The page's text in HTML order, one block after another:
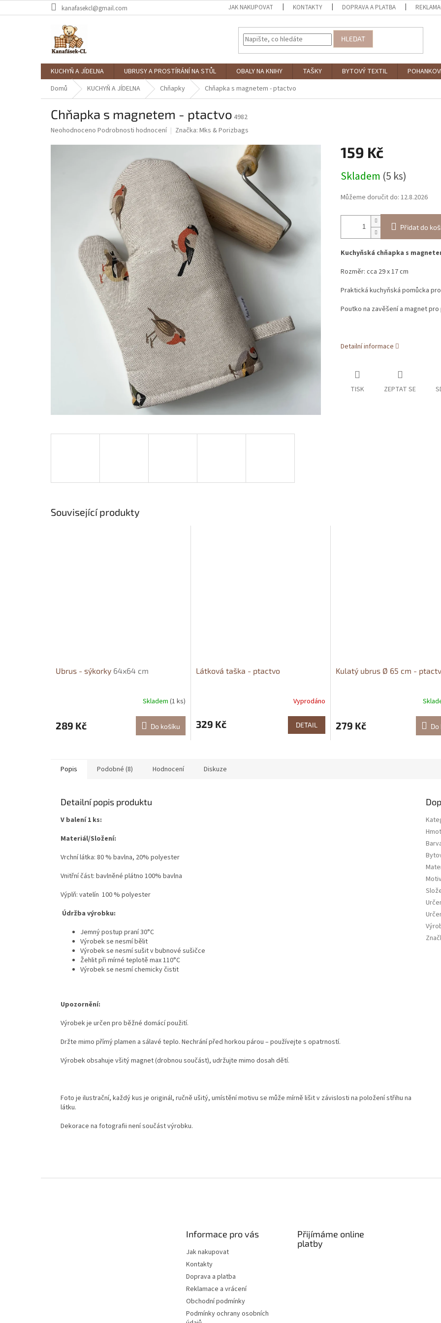
na
kanafasekcl@gmail.com JAK NAKUPOVAT KONTAKTY DOPRAVA A PLATBA
HLEDAT
KUCHYŇ A JÍDELNA UBRUSY A PROSTÍRÁNÍ NA STŮL OBALY NA KNIHY TAŠKY BYTOVÝ TEXTIL
Domů
KUCHYŇ A JÍDELNA Chňapky Chňapka s magnetem - ptactvo
Chňapka s magnetem - ptactvo 4982
Průměrné
Neohodnoceno Podrobnosti hodnocení Značka: Mks & Porizbags
159 Kč
cena:
Skladem (5 ks)
Můžeme doručit do: 12.8.2026
Přidat do
Kuchyňská chňapka s
Rozměr: cca 29 x 17 cm
Praktická kuchyňská pomůcka
Poutko na zavěšení a magnet
Detailní informace
TISK ZEPTAT SE
Související produkty
Ubrus - sýkorky 64x64 cm
Skladem (1 ks)
289 Kč Do košíku
Látková taška - ptactvo
Vyprodáno
329 Kč DETAIL
Kulatý ubrus Ø 65 cm -
279 Kč Do
Popis Podobné (8) Hodnocení Diskuze
Detailní popis produktu
V balení 1 ks:
Materiál/Složení:
Vrchní látka: 80 % bavlna, 20% polyester
Vnitřní část: bavlněné plátno 100% bavlna
Výplň: vatelín 100 % polyester
Údržba výrobku:
Jemný postup praní 30°C
Výrobek se nesmí bělit
Výrobek se nesmí sušit v bubnové sušičce
Žehlit při mírné teplotě max 110°C
Výrobek se nesmí chemicky čistit
Upozornění:
Výrobek je určen pro běžné domácí použití.
Držte mimo přímý plamen a sálavé teplo. Nechrání před horkou párou – používejte s opatrností.
Výrobek obsahuje všitý magnet (drobnou součást), udržujte mimo dosah dětí.
Foto je ilustrační, každý kus je originál, ručně ušitý, umístění motivu se může mírně lišit v závislosti na položení střihu na
látku.
Dekorace na fotografii není součást výrobku.
Informace pro vás
Jak nakupovat
Kontakty
Doprava a platba
Reklamace a vrácení
Obchodní podmínky
Podmínky ochrany osobních
Přijímáme online
platby